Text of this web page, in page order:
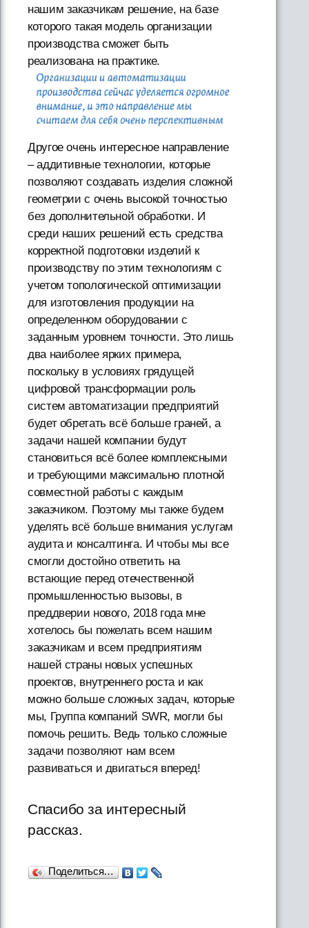
нашим заказчикам решение, на базе
которого такая модель организации
производства сможет быть
реализована на практике.
Другое очень интересное направление
– аддитивные технологии, которые
позволяют создавать изделия сложной
геометрии с очень высокой точностью
без дополнительной обработки. И
среди наших решений есть средства
корректной подготовки изделий к
производству по этим технологиям с
учетом топологической оптимизации
для изготовления продукции на
определенном оборудовании с
заданным уровнем точности. Это лишь
два наиболее ярких примера,
поскольку в условиях грядущей
цифровой трансформации роль
систем автоматизации предприятий
будет обретать всё больше граней, а
задачи нашей компании будут
становиться всё более комплексными
и требующими максимально плотной
совместной работы с каждым
заказчиком. Поэтому мы также будем
уделять всё больше внимания услугам
аудита и консалтинга. И чтобы мы все
смогли достойно ответить на
встающие перед отечественной
промышленностью вызовы, в
преддверии нового, 2018 года мне
хотелось бы пожелать всем нашим
заказчикам и всем предприятиям
нашей страны новых успешных
проектов, внутреннего роста и как
можно больше сложных задач, которые
мы, Группа компаний SWR, могли бы
помочь решить. Ведь только сложные
задачи позволяют нам всем
развиваться и двигаться вперед!
Спасибо за интересный
рассказ.
Поделиться…